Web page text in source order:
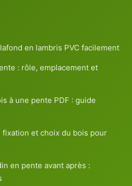
en lambris PVC facilement
: rôle, emplacement et
à une pente PDF : guide
fixation et choix du bois pour
en pente avant après :